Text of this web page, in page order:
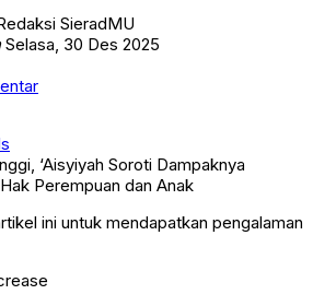
SieradMU
Selasa, 30 Des 2025
ini untuk mendapatkan pengalaman